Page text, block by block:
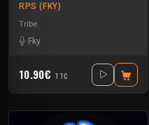
RPS (FKY)
Tribe
Fky
10.90€ TTC